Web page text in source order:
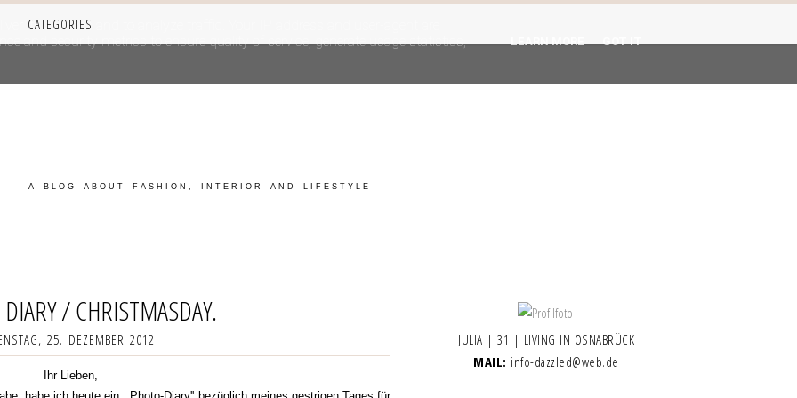
CATEGORIES
A BLOG ABOUT FASHION, INTERIOR AND LIFESTYLE
/ CHRISTMASDAY.
25. DEZEMBER 2012
Ihr Lieben,
JULIA | 31 | LIVING IN OSNABRÜCK
MAIL: info-dazzled@web.de
its services and to analyze traffic. Your IP address and user-agent are
and security metrics to ensure quality of service, generate usage statistics,
LEARN MORE GOT IT